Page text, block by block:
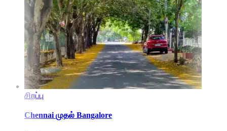
சிறப்பு
Chennai முதல் Bangalore